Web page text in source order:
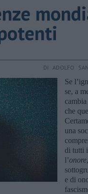
DI ADOLFO
Se
se, a
che
una
di tutti
l’onore
e di